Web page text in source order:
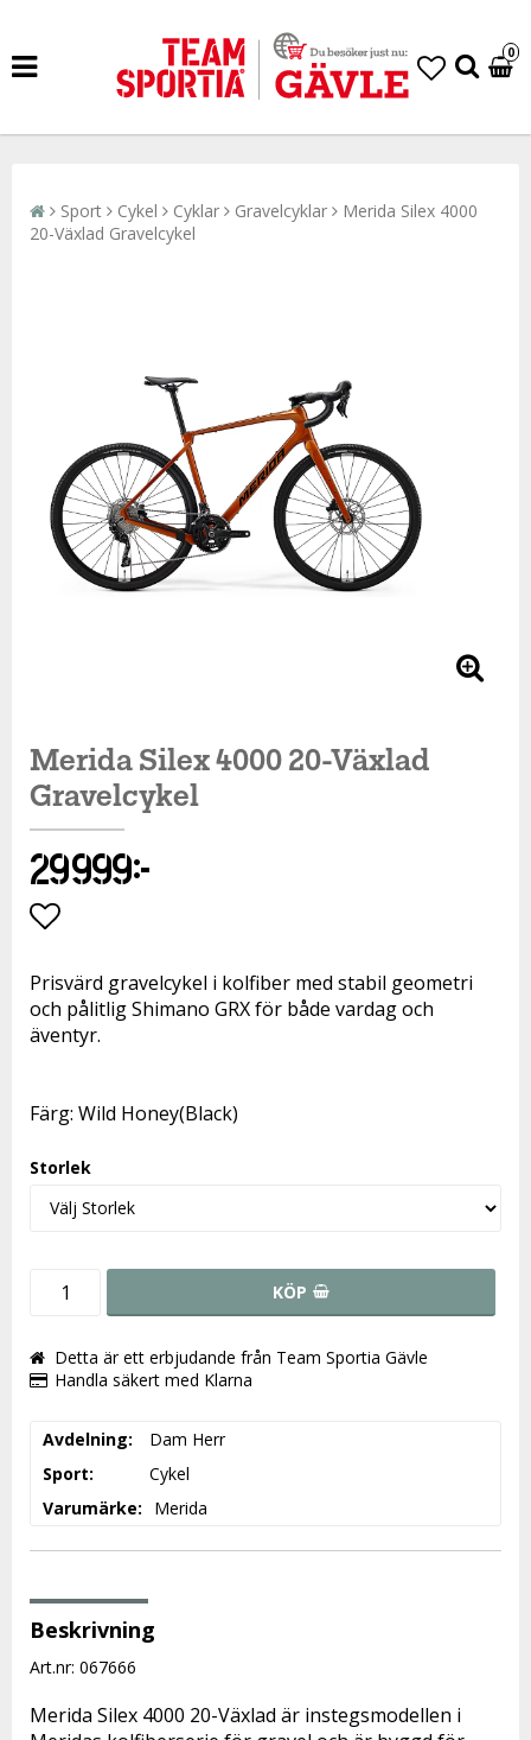
0
Sport Cykel Cyklar Gravelcyklar
Merida Silex 4000
20-Växlad Gravelcykel
Merida Silex 4000 20-Växlad
Gravelcykel
29 999 kr
Prisvärd gravelcykel i kolfiber med stabil geometri
och pålitlig Shimano GRX för både vardag och
äventyr.
Färg: Wild Honey(Black)
Storlek
KÖP
Detta är ett erbjudande från Team Sportia Gävle
Handla säkert med Klarna
Avdelning
Dam Herr
Sport
Cykel
Varumärke
Merida
Beskrivning
Art.nr: 067666
Merida Silex 4000 20-Växlad är instegsmodellen i